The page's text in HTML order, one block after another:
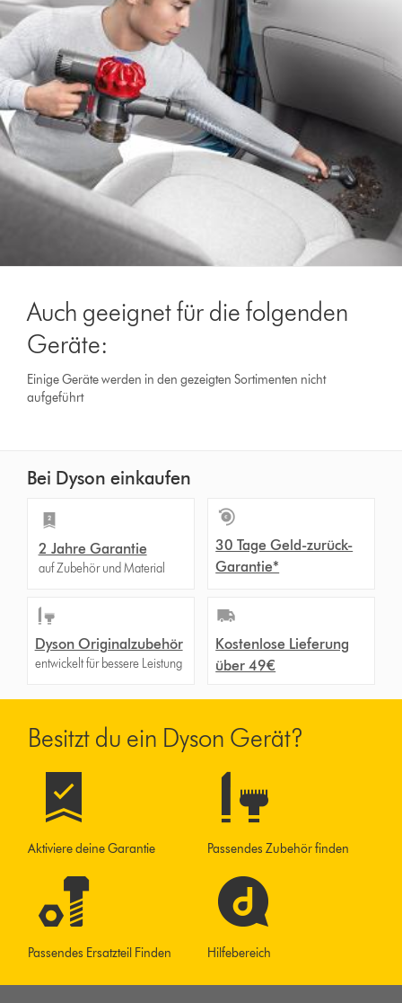
Auch geeignet für die folgenden
Geräte:
Einige Geräte werden in den gezeigten Sortimenten nicht
aufgeführt
Bei Dyson einkaufen
2 Jahre Garantie
auf Zubehör und Material
30 Tage Geld-zurück-
Garantie*
Dyson Originalzubehör
entwickelt für bessere Leistung
Kostenlose Lieferung
über 49€
Besitzt du ein Dyson Gerät?
Aktiviere deine Garantie Passendes Zubehör finden
Passendes Ersatzteil Finden Hilfebereich